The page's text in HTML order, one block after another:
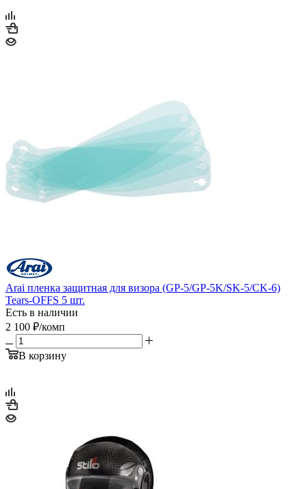
Arai пленка защитная для визора (GP-5/GP-5K/SK-5/CK-6)
Tears-OFFS 5 шт.
Есть в наличии
2 100 ₽/комп
В корзину